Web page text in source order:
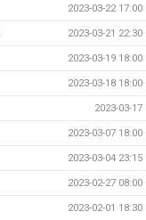
2023-03-22 17:00
2023-03-21 22:30
2023-03-19 18:00
2023-03-18 18:00
2023-03-17
2023-03-07 18:00
2023-03-04 23:15
2023-02-27 08:00
2023-02-01 18:30